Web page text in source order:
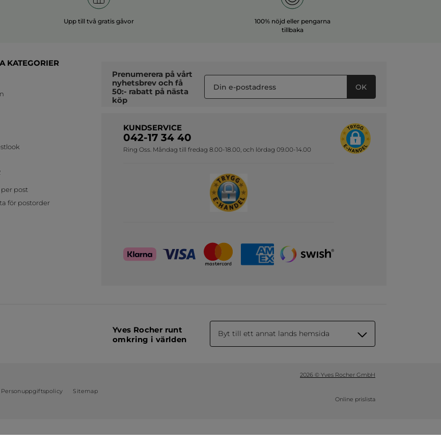
Upp till två gratis gåvor
100% nöjd eller pengarna
tillbaka
KATEGORIER
post
för postorder
Prenumerera på vårt
nyhetsbrev och få
50:- rabatt på nästa
köp
OK
KUNDSERVICE
042-17 34 40
Ring Oss. Måndag till fredag 8.00-18.00, och lördag 09.00-14.00
Yves Rocher runt
omkring i världen
Byt till ett annat lands hemsida
Personuppgiftspolicy Sitemap
2026 © Yves Rocher GmbH
Online prislista